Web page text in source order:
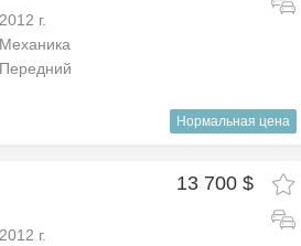
2012 г.
Механика
Передний
Нормальная цена
13 700 $
2012 г.